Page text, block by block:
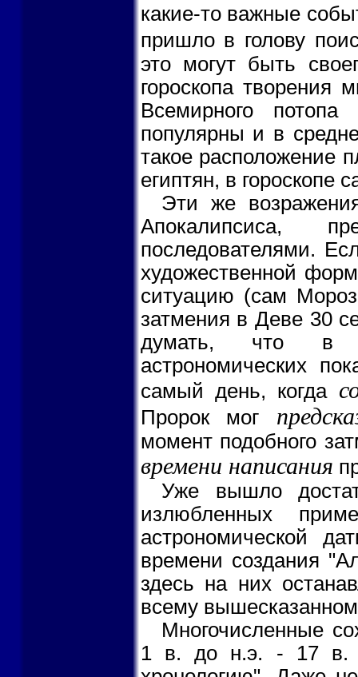
какие-то важные
пришло в голову
это могут быть
гороскопа творения
Всемирного
популярны и в
такое расположение
египтян, в гороскопе
Эти же
Апокалипсиса,
последователями.
художественной
ситуацию (сам
затмения в Деве 30
думать, что в
астрономических
самый день, когда
Пророк мог
момент подобного
времени написания
Уже вышло
излюбленных
астрономической
времени создания
здесь на них
всему
Многочисленные
1 в. до н.э. - 17 в.